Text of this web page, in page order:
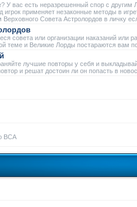
У вас есть неразрешенный спор с другим
игрок применяет незаконные методы в
Совета Астролордов в личку
совета или организации наказаний или
теме и Великие Лорды постараются вам
лучшие повторы у себя и
и решат достоин ли он попасть в
ВСА